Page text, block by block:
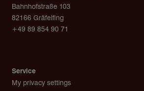
Bahnhofstraße 103
82166 Gräfelfing
+49 89 854 90 71
Service
My privacy settings